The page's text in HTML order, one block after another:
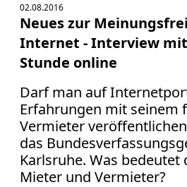
02.08.2016
Neues zur
Internet - Interview
Stunde online
Darf man auf
Erfahrungen mit seinem
Vermieter
das
Karlsruhe. Was
Mieter und Vermieter?